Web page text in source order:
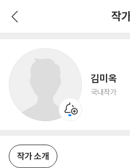
작
김미옥
국내작가
작가 소개